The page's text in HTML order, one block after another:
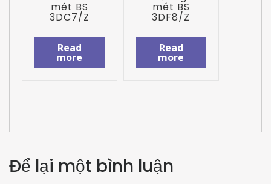
mét BS
3DC7/Z
Read
more
mét BS
3DF8/Z
Read
more
Để lại một bình luận